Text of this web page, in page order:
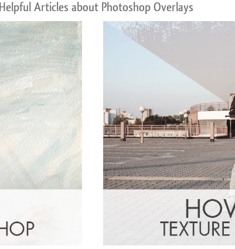
Helpful Articles about Photoshop Overlays